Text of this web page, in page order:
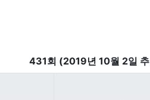
431회 (2019년 10월 2일